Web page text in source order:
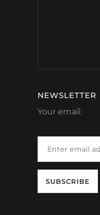
NEWSLETTER
Your email: